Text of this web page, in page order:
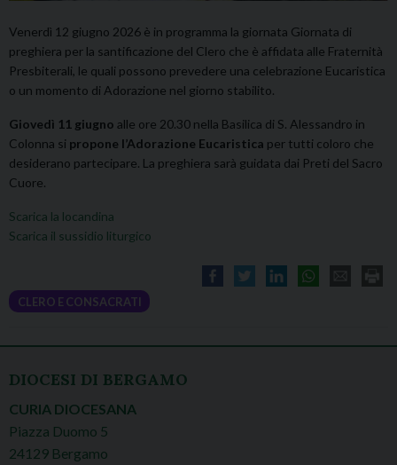
Venerdì 12 giugno 2026 è in programma la giornata Giornata di
preghiera per la santificazione del Clero che è affidata alle Fraternità
Presbiterali, le quali possono prevedere una celebrazione Eucaristica
o un momento di Adorazione nel giorno stabilito.
Giovedì 11 giugno alle ore 20.30 nella Basilica di S. Alessandro in
Colonna si propone l’Adorazione Eucaristica per tutti coloro che
desiderano partecipare. La preghiera sarà guidata dai Preti del Sacro
Cuore.
Scarica la locandina
Scarica il sussidio liturgico
CLERO E CONSACRATI
DIOCESI DI BERGAMO
CURIA DIOCESANA
Piazza Duomo 5
24129 Bergamo